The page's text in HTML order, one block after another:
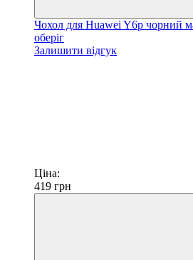
Чохол для Huawei Y6p чорний
оберіг
Залишити відгук
Ціна:
419 грн